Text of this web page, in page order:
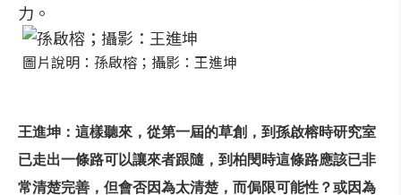
力。
圖片說明：孫啟榕；攝影：王進坤
王進坤：這樣聽來，從第一屆的草創，到孫啟榕時研究室
已走出一條路可以讓來者跟隨，到柏閔時這條路應該已非
常清楚完善，但會否因為太清楚，而侷限可能性？或因為